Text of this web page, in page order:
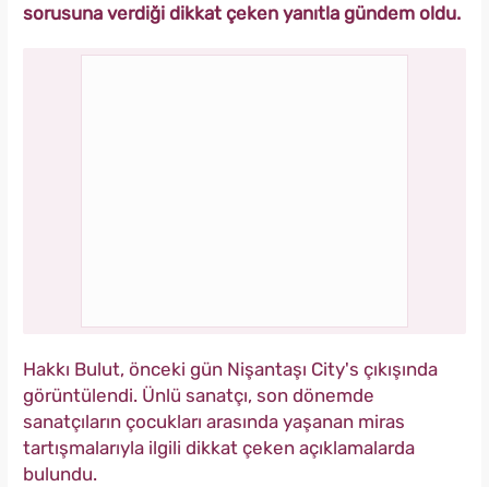
sorusuna verdiği dikkat çeken yanıtla gündem oldu.
Hakkı Bulut, önceki gün Nişantaşı City's çıkışında
görüntülendi. Ünlü sanatçı, son dönemde
sanatçıların çocukları arasında yaşanan miras
tartışmalarıyla ilgili dikkat çeken açıklamalarda
bulundu.